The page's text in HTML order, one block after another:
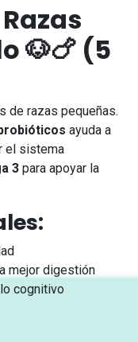
🐶🍗 (5
de razas pequeñas.
ayuda a
el sistema
3 para apoyar la
mejor digestión
cognitivo